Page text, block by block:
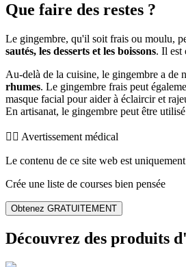
Que faire des restes ?
Le gingembre, qu'il soit frais ou moulu,
sautés, les desserts et les boissons. Il est
Au-delà de la cuisine, le gingembre a de
rhumes. Le gingembre frais peut
masque facial pour aider à éclaircir et
En artisanat, le gingembre peut être
👨‍⚕️️ Avertissement médical
Le contenu de ce site web est
Crée une liste de courses bien pensée
Obtenez GRATUITEMENT
Découvrez des produits